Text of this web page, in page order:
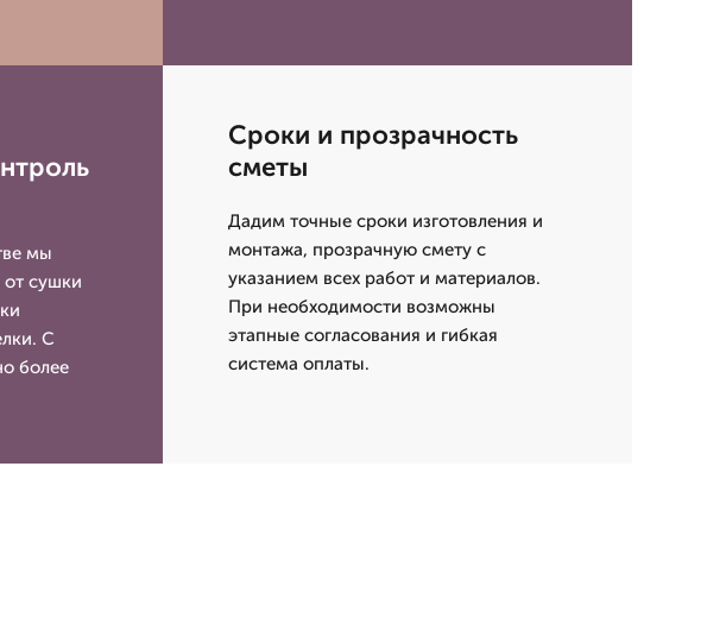
мы
сушки
С
более
Сроки и прозрачность
сметы
Дадим точные сроки изготовления и
монтажа, прозрачную смету с
указанием всех работ и материалов.
При необходимости возможны
этапные согласования и гибкая
система оплаты.